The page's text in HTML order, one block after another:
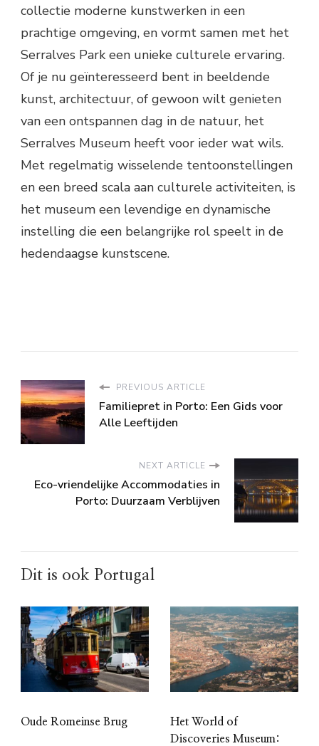
collectie moderne kunstwerken in een
prachtige omgeving, en vormt samen met het
Serralves Park een unieke culturele ervaring.
Of je nu geïnteresseerd bent in beeldende
kunst, architectuur, of gewoon wilt genieten
van een ontspannen dag in de natuur, het
Serralves Museum heeft voor ieder wat wils.
Met regelmatig wisselende tentoonstellingen
en een breed scala aan culturele activiteiten, is
het museum een levendige en dynamische
instelling die een belangrijke rol speelt in de
hedendaagse kunstscene.
PREVIOUS ARTICLE
Familiepret in Porto: Een Gids voor
Alle Leeftijden
NEXT ARTICLE
Eco-vriendelijke Accommodaties in
Porto: Duurzaam Verblijven
Dit is ook Portugal
Oude Romeinse Brug
Het World of
Discoveries Museum: